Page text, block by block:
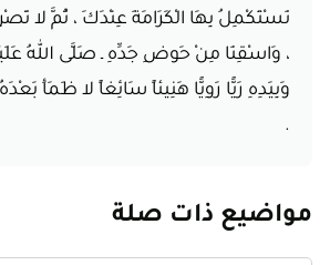
مواضيع ذات صلة